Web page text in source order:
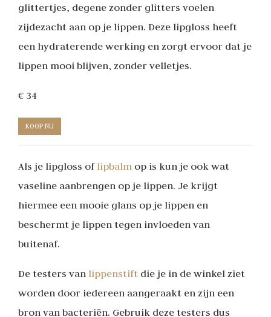
glittertjes, degene zonder glitters voelen
zijdezacht aan op je lippen. Deze lipgloss heeft
een hydraterende werking en zorgt ervoor dat je
lippen mooi blijven, zonder velletjes.
€ 34
KOOP NU
Als je lipgloss of lipbalm op is kun je ook wat
vaseline aanbrengen op je lippen. Je krijgt
hiermee een mooie glans op je lippen en
beschermt je lippen tegen invloeden van
buitenaf.
De testers van lippenstift die je in de winkel ziet
worden door iedereen aangeraakt en zijn een
bron van bacteriën. Gebruik deze testers dus